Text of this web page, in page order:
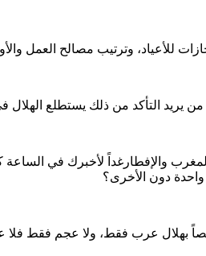
للأعياد، وترتيب مصالح العمل
يريد التأكد من ذلك يستطلع الهلال
والإفطارغداً لأخبرك في
واحدة دون الأخرى؟
بهلال عرب فقط، ولا عجم فقط فلا